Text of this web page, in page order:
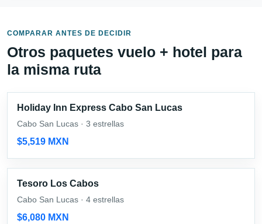
COMPARAR ANTES DE DECIDIR
Otros paquetes vuelo + hotel para
la misma ruta
Holiday Inn Express Cabo San Lucas
Cabo San Lucas · 3 estrellas
$5,519 MXN
Tesoro Los Cabos
Cabo San Lucas · 4 estrellas
$6,080 MXN